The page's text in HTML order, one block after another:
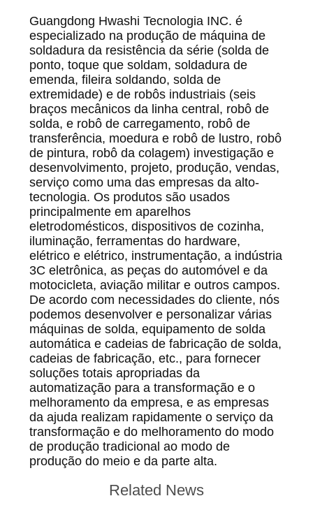
Guangdong Hwashi Tecnologia INC. é
especializado na produção de máquina de
soldadura da resistência da série (solda de
ponto, toque que soldam, soldadura de
emenda, fileira soldando, solda de
extremidade) e de robôs industriais (seis
braços mecânicos da linha central, robô de
solda, e robô de carregamento, robô de
transferência, moedura e robô de lustro, robô
de pintura, robô da colagem) investigação e
desenvolvimento, projeto, produção, vendas,
serviço como uma das empresas da alto-
tecnologia. Os produtos são usados
principalmente em aparelhos
eletrodomésticos, dispositivos de cozinha,
iluminação, ferramentas do hardware,
elétrico e elétrico, instrumentação, a indústria
3C eletrônica, as peças do automóvel e da
motocicleta, aviação militar e outros campos.
De acordo com necessidades do cliente, nós
podemos desenvolver e personalizar várias
máquinas de solda, equipamento de solda
automática e cadeias de fabricação de solda,
cadeias de fabricação, etc., para fornecer
soluções totais apropriadas da
automatização para a transformação e o
melhoramento da empresa, e as empresas
da ajuda realizam rapidamente o serviço da
transformação e do melhoramento do modo
de produção tradicional ao modo de
produção do meio e da parte alta.
Related News